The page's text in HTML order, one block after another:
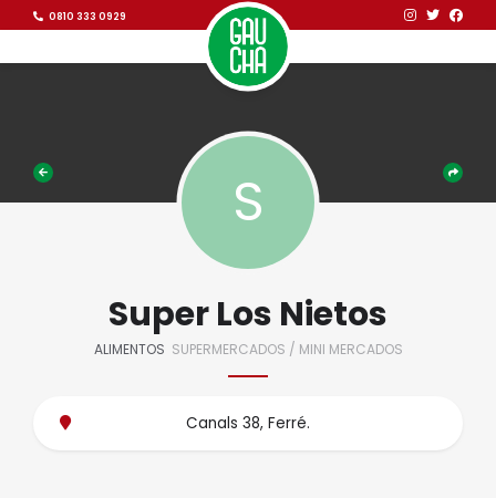
0810 333 0929
Super Los Nietos
ALIMENTOS SUPERMERCADOS / MINI MERCADOS
Canals 38, Ferré.